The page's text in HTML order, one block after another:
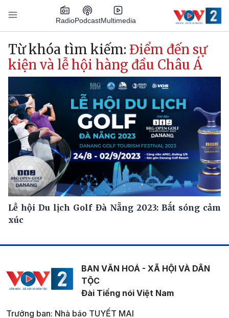
Nhảy đến nội dung
RadioPodcastMultimedia
Main navigation
Từ khóa tìm kiếm: Điểm đến sự
kiện và lễ hội hàng đầu Châu Á
Lễ hội Du lịch Golf Đà Nẵng 2023: Bắt sóng cảm
xúc
BAN VĂN HOÁ - XÃ HỘI VÀ DÂN
TỘC
Đài Tiếng nói Việt Nam
Trưởng ban: Nhà báo TUYẾT MAI